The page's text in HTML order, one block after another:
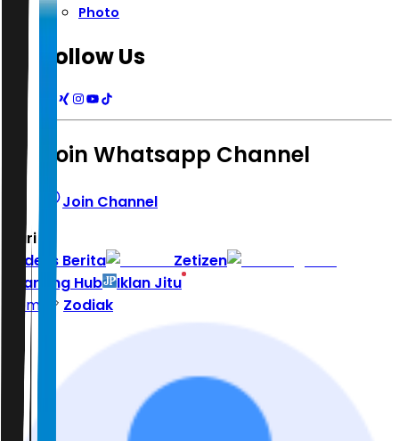
Photo
Follow Us
Join Whatsapp Channel
Join Channel
Hari ini
Indeks Berita
Zetizen
Learning Hub
Iklan Jitu
Home
Zodiak